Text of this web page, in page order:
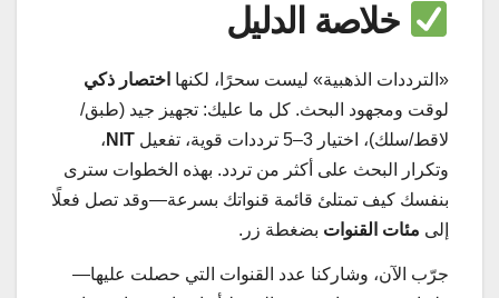
خلاصة الدليل
«الترددات الذهبية» ليست سحرًا، لكنها اختصار ذكي
لوقت ومجهود البحث. كل ما عليك: تجهيز جيد (طبق/
لاقط/سلك)، اختيار 3–5 ترددات قوية، تفعيل
NIT ،
وتكرار البحث على أكثر من تردد. بهذه الخطوات سترى
بنفسك كيف تمتلئ قائمة قنواتك بسرعة—وقد تصل فعلًا
إلى مئات القنوات بضغطة زر.
جرّب الآن، وشاركنا عدد القنوات التي حصلت عليها—